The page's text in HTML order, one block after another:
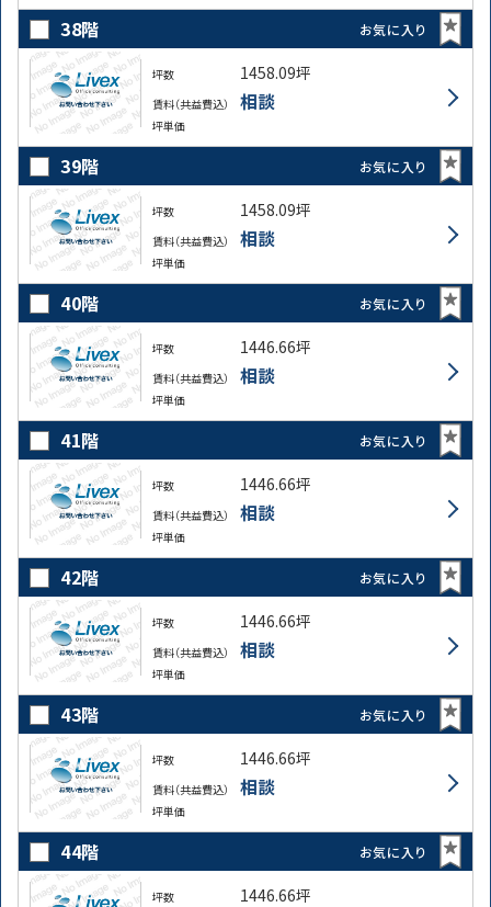
38階 お気に入り
坪数 1458.09坪
賃料（共益費込） 相談
坪単価
39階 お気に入り
坪数 1458.09坪
賃料（共益費込） 相談
坪単価
40階 お気に入り
坪数 1446.66坪
賃料（共益費込） 相談
坪単価
41階 お気に入り
坪数 1446.66坪
賃料（共益費込） 相談
坪単価
42階 お気に入り
坪数 1446.66坪
賃料（共益費込） 相談
坪単価
43階 お気に入り
坪数 1446.66坪
賃料（共益費込） 相談
坪単価
44階 お気に入り
坪数 1446.66坪